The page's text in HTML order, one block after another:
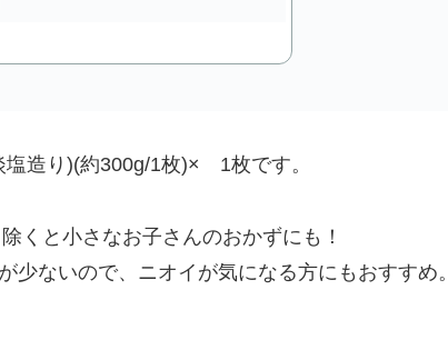
塩造り)(約300g/1枚)× 1枚です。
くと小さなお子さんのおかずにも！
少ないので、ニオイが気になる方にもおすすめ。